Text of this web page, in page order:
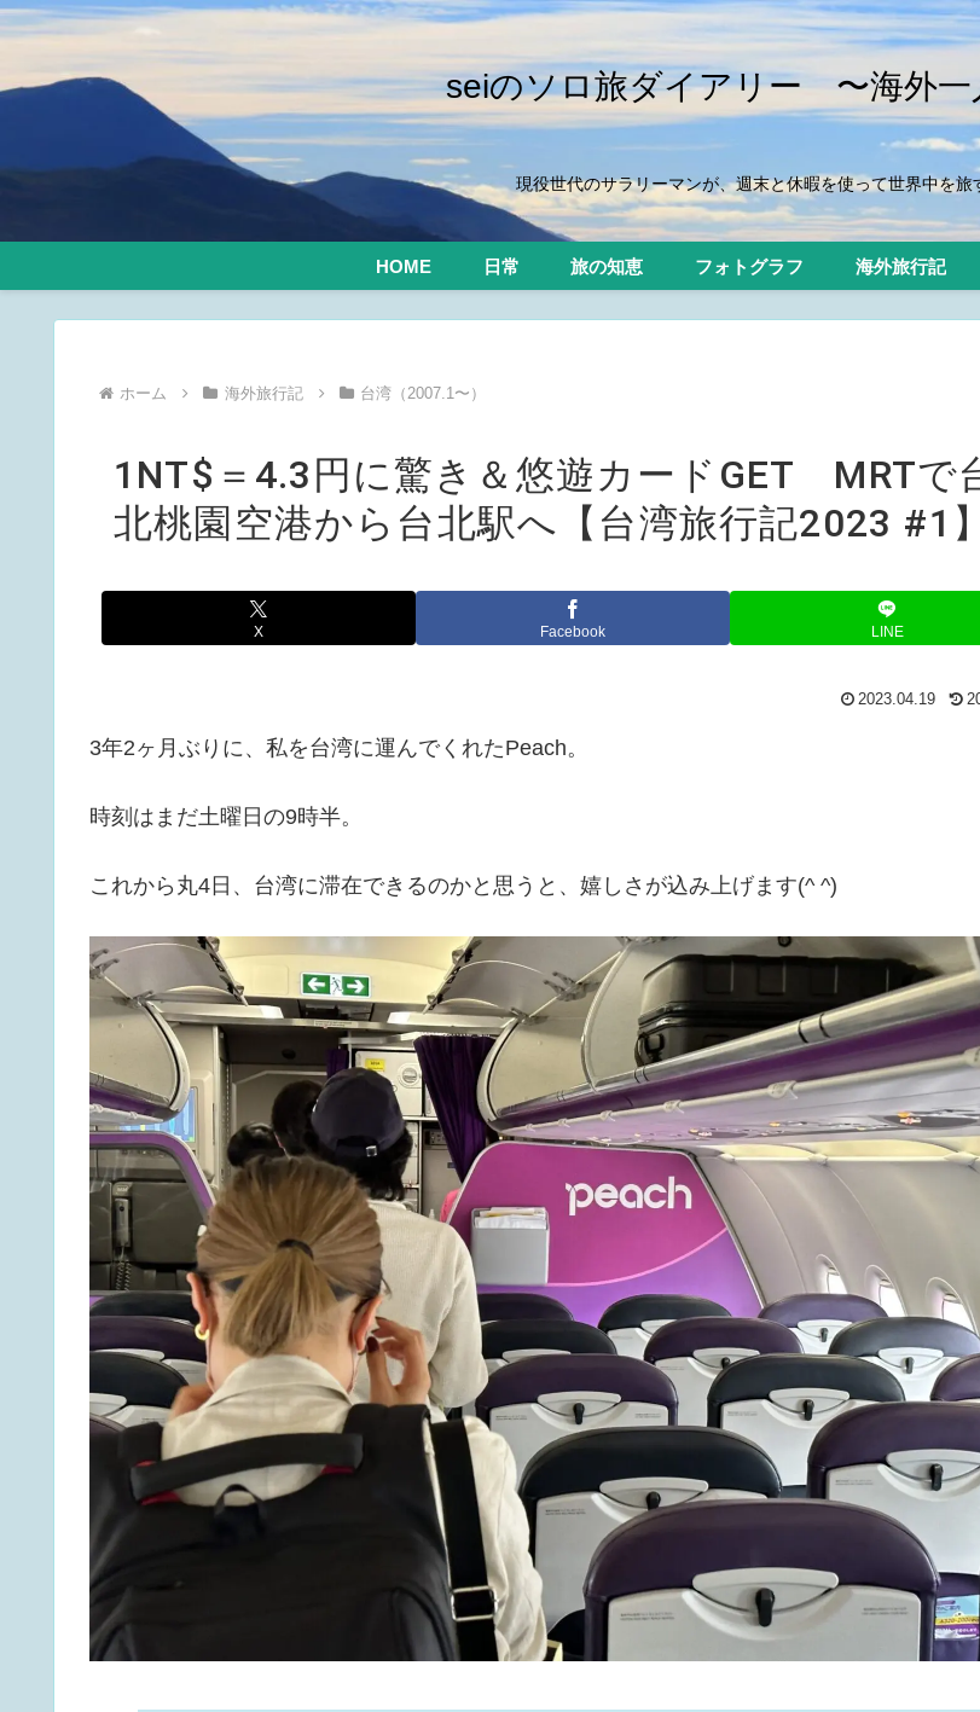
seiのソロ旅ダイアリー 〜海外一
現役世代のサラリーマンが、週末と休暇を使って世界中を旅
HOME 日常 旅の知恵 フォトグラフ 海外旅行記
ホーム 海外旅行記 台湾（2007.1〜）
1NT$＝4.3円に驚き＆悠遊カードGET MRTで
北桃園空港から台北駅へ【台湾旅行記2023 #1】
X Facebook LINE
2023.04.19
3年2ヶ月ぶりに、私を台湾に運んでくれたPeach。
時刻はまだ土曜日の9時半。
これから丸4日、台湾に滞在できるのかと思うと、嬉しさが込み上げます(^ ^)